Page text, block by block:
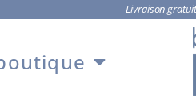
Livraison